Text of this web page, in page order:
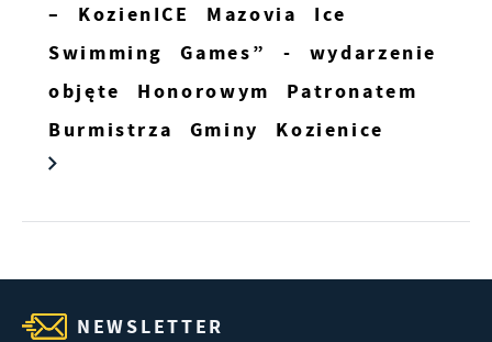
– KozienICE Mazovia Ice
Swimming Games” - wydarzenie
objęte Honorowym Patronatem
Burmistrza Gminy Kozienice
NEWSLETTER